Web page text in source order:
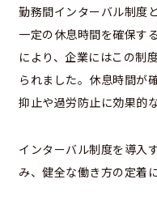
勤務間インターバル制度
一定の休息時間を確保す
により、企業にはこの制
られました。休息時間が
抑止や過労防止に効果的
インターバル制度を導入
み、健全な働き方の定着